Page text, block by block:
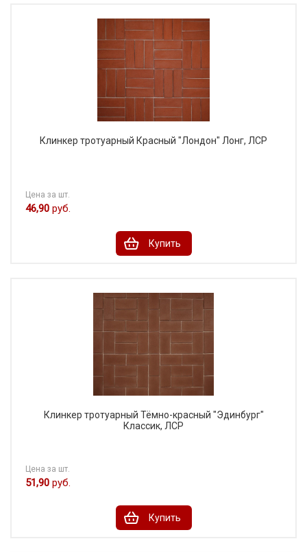
Клинкер тротуарный Красный "Лондон" Лонг, ЛСР
Цена за шт.
46,90 руб.
Купить
Клинкер тротуарный Тёмно-красный "Эдинбург"
Классик, ЛСР
Цена за шт.
51,90 руб.
Купить